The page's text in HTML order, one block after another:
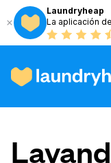
Laundryheap
La aplicación
Cómo